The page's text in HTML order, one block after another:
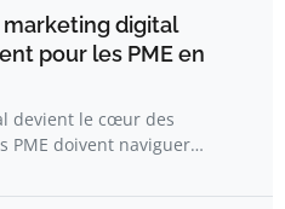
digital
pour les PME en
devient le cœur des
PME doivent naviguer…